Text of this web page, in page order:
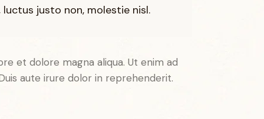
justo non, molestie nisl.
et dolore magna aliqua. Ut enim ad
aute irure dolor in reprehenderit.